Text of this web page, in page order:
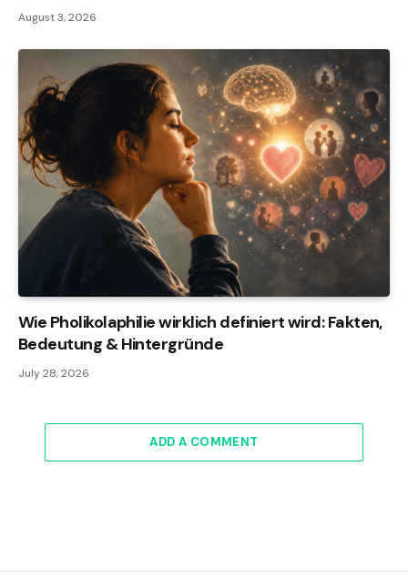
August 3, 2026
Wie Pholikolaphilie wirklich definiert wird: Fakten,
Bedeutung & Hintergründe
July 28, 2026
ADD A COMMENT